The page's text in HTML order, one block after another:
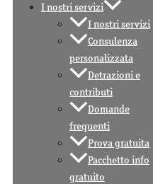
I nostri servizi
I nostri servizi
Consulenza
personalizzata
Detrazioni e
contributi
Domande
frequenti
Prova gratuita
Pacchetto info
gratuito